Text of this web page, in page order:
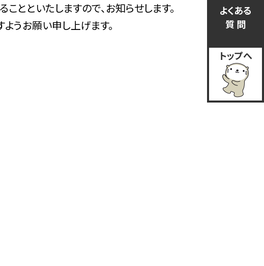
といたしますので、お知らせします。
うお願い申し上げます。
よくある
質 問
トップへ